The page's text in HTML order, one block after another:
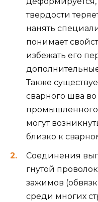
твердости
нанять
понимает
избежать его
Также
сварного шва
промышленного
могут
близко к
Соединения
гнутой
зажимов
среди многих